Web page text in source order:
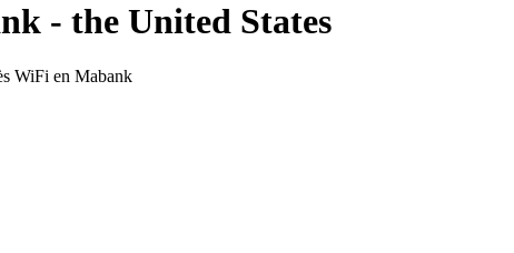
- the United States
WiFi en Mabank